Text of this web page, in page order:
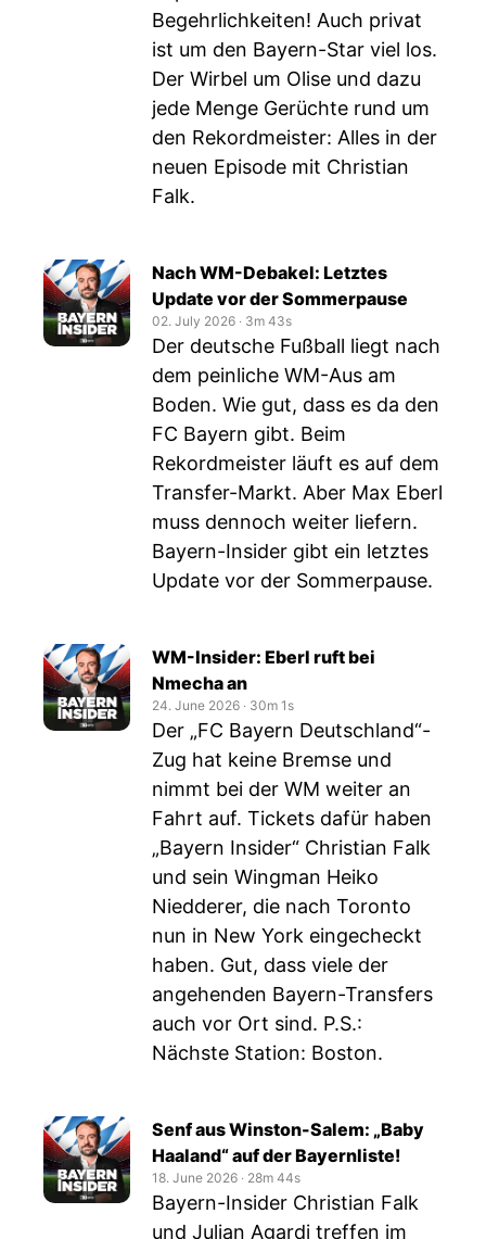
Begehrlichkeiten! Auch privat
ist um den Bayern-Star viel los.
Der Wirbel um Olise und dazu
jede Menge Gerüchte rund um
den Rekordmeister: Alles in der
neuen Episode mit Christian
Falk.
Nach WM-Debakel: Letztes
Update vor der Sommerpause
02. July 2026 ‧ 3m 43s
Der deutsche Fußball liegt nach
dem peinliche WM-Aus am
Boden. Wie gut, dass es da den
FC Bayern gibt. Beim
Rekordmeister läuft es auf dem
Transfer-Markt. Aber Max Eberl
muss dennoch weiter liefern.
Bayern-Insider gibt ein letztes
Update vor der Sommerpause.
WM-Insider: Eberl ruft bei
Nmecha an
24. June 2026 ‧ 30m 1s
Der „FC Bayern Deutschland“-
Zug hat keine Bremse und
nimmt bei der WM weiter an
Fahrt auf. Tickets dafür haben
„Bayern Insider“ Christian Falk
und sein Wingman Heiko
Niedderer, die nach Toronto
nun in New York eingecheckt
haben. Gut, dass viele der
angehenden Bayern-Transfers
auch vor Ort sind. P.S.:
Nächste Station: Boston.
Senf aus Winston-Salem: „Baby
Haaland“ auf der Bayernliste!
18. June 2026 ‧ 28m 44s
Bayern-Insider Christian Falk
und Julian Agardi treffen im